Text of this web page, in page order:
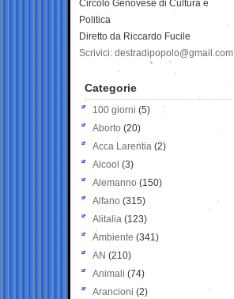
Circolo Genovese di Cultura e
Politica
Diretto da Riccardo Fucile
Scrivici: destradipopolo@gmail.com
Categorie
100 giorni (5)
Aborto (20)
Acca Larentia (2)
Alcool (3)
Alemanno (150)
Alfano (315)
Alitalia (123)
Ambiente (341)
AN (210)
Animali (74)
Arancioni (2)